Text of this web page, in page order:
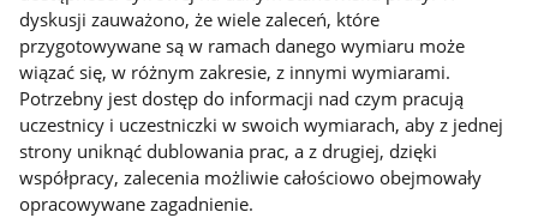
dyskusji zauważono, że wiele zaleceń, które
przygotowywane są w ramach danego wymiaru może
wiązać się, w różnym zakresie, z innymi wymiarami.
Potrzebny jest dostęp do informacji nad czym pracują
uczestnicy i uczestniczki w swoich wymiarach, aby z jednej
strony uniknąć dublowania prac, a z drugiej, dzięki
współpracy, zalecenia możliwie całościowo obejmowały
opracowywane zagadnienie.